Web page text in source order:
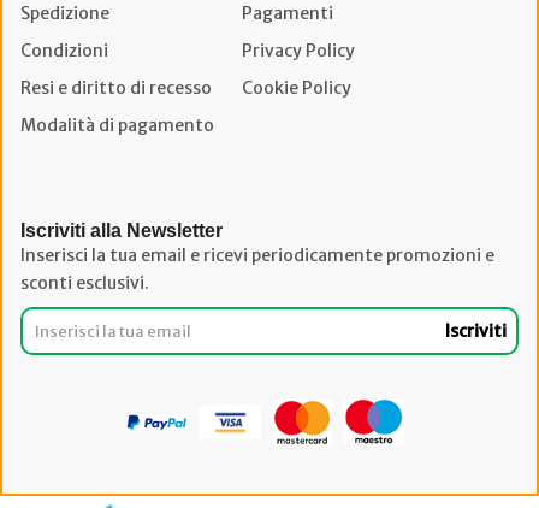
Spedizione
Pagamenti
Condizioni
Privacy Policy
Resi e diritto di recesso
Cookie Policy
Modalità di pagamento
Iscriviti alla Newsletter
Inserisci la tua email e ricevi periodicamente promozioni e
sconti esclusivi.
Iscriviti